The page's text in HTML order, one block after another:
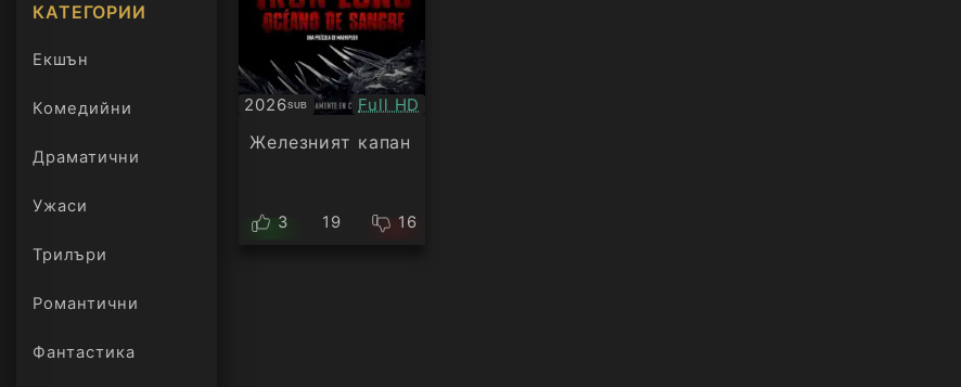
КАТЕГОРИИ
Екшън
Комедийни
Драматични
Ужаси
Трилъри
онлайн
Романтични
Фантастика
2026SUB
Субтитри Качество:
Full HD
Железният капан
3 19 16